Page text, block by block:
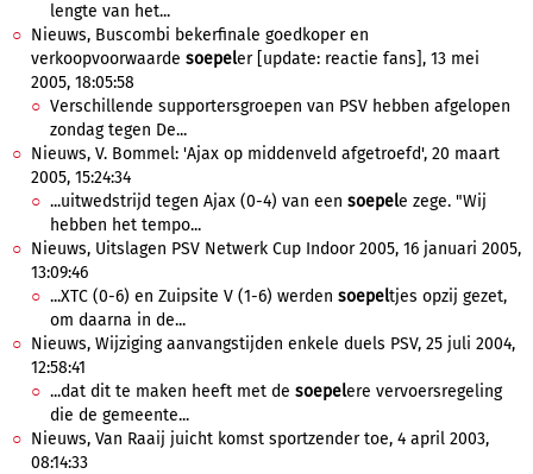
lengte van het...
Nieuws, Buscombi bekerfinale goedkoper en
verkoopvoorwaarde soepeler [update: reactie fans], 13 mei
2005, 18:05:58
Verschillende supportersgroepen van PSV hebben afgelopen
zondag tegen De...
Nieuws, V. Bommel: 'Ajax op middenveld afgetroefd', 20 maart
2005, 15:24:34
...uitwedstrijd tegen Ajax (0-4) van een soepele zege. "Wij
hebben het tempo...
Nieuws, Uitslagen PSV Netwerk Cup Indoor 2005, 16 januari 2005,
13:09:46
...XTC (0-6) en Zuipsite V (1-6) werden soepeltjes opzij gezet,
om daarna in de...
Nieuws, Wijziging aanvangstijden enkele duels PSV, 25 juli 2004,
12:58:41
...dat dit te maken heeft met de soepelere vervoersregeling
die de gemeente...
Nieuws, Van Raaij juicht komst sportzender toe, 4 april 2003,
08:14:33